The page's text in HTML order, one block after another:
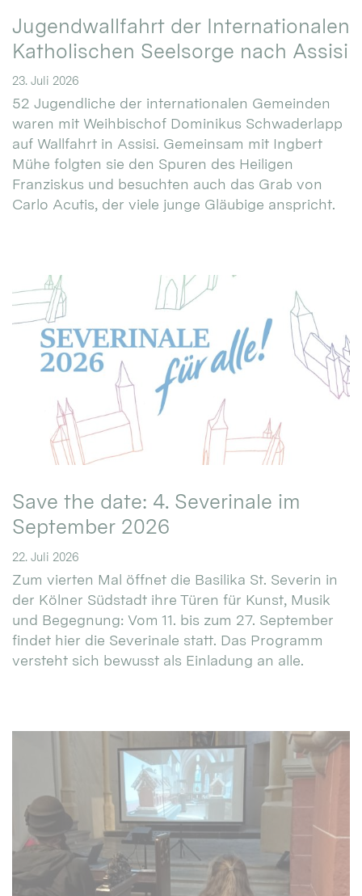
Jugendwallfahrt der Internationalen
Katholischen Seelsorge nach Assisi
23. Juli 2026
52 Jugendliche der internationalen Gemeinden
waren mit Weihbischof Dominikus Schwaderlapp
auf Wallfahrt in Assisi. Gemeinsam mit Ingbert
Mühe folgten sie den Spuren des Heiligen
Franziskus und besuchten auch das Grab von
Carlo Acutis, der viele junge Gläubige anspricht.
Save the date: 4. Severinale im
September 2026
22. Juli 2026
Zum vierten Mal öffnet die Basilika St. Severin in
der Kölner Südstadt ihre Türen für Kunst, Musik
und Begegnung: Vom 11. bis zum 27. September
findet hier die Severinale statt. Das Programm
versteht sich bewusst als Einladung an alle.